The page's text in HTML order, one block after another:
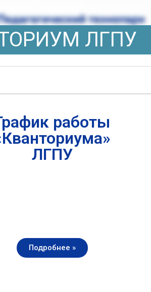
ЛГПУ
работы
ЛГПУ
Подробнее »